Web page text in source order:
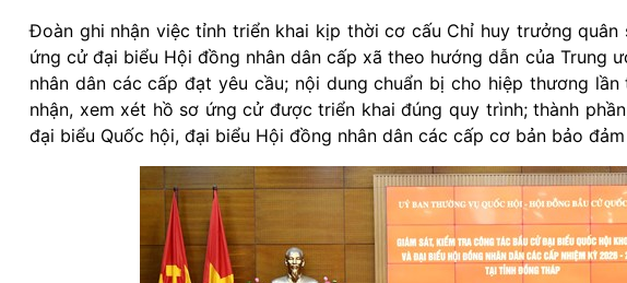
Đoàn ghi nhận việc tỉnh triển khai kịp thời cơ cấu Chỉ huy trưởng
ứng cử đại biểu Hội đồng nhân dân cấp xã theo hướng dẫn của Trung
nhân dân các cấp đạt yêu cầu; nội dung chuẩn bị cho hiệp thương
nhận, xem xét hồ sơ ứng cử được triển khai đúng quy trình; thành
đại biểu Quốc hội, đại biểu Hội đồng nhân dân các cấp cơ bản bảo